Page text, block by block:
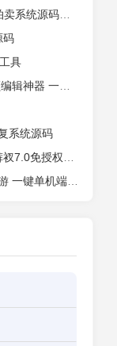
中文后台全部汉化
码
具
一键式AI加持
系统源码
威大陆+大唐盛世【站长亲测】
台 + 安卓 iOS 双端带教程